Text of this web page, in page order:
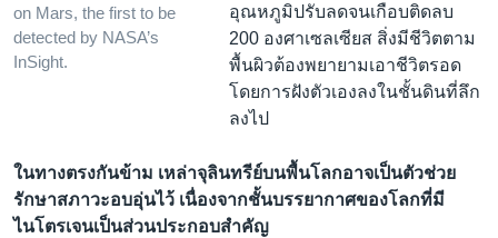
on Mars, the first to be
detected by NASA’s
InSight.
อุณหภูมิปรับลดจนเกือบติดลบ
200 องศาเซลเซียส สิ่งมีชีวิตตาม
พื้นผิวต้องพยายามเอาชีวิตรอด
โดยการฝังตัวเองลงในชั้นดินที่ลึก
ลงไป
ในทางตรงกันข้าม เหล่าจุลินทรีย์บนพื้นโลกอาจเป็นตัวช่วย
รักษาสภาวะอบอุ่นไว้ เนื่องจากชั้นบรรยากาศของโลกที่มี
ไนโตรเจนเป็นส่วนประกอบสำคัญ